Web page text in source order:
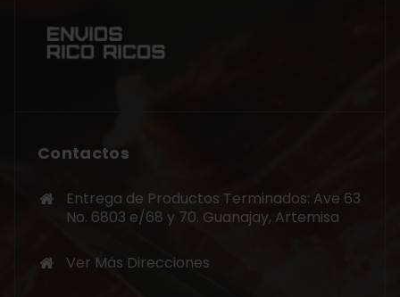
Contactos
Entrega de Productos Terminados: Ave 63
No. 6803 e/68 y 70. Guanajay, Artemisa
Ver Más Direcciones